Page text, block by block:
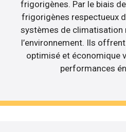
frigorigènes. Par le biais
frigorigènes respectueux
systèmes de climatisation
l’environnement. Ils
optimisé et économique
performances